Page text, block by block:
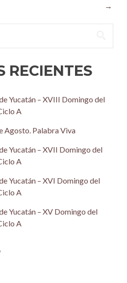
→
RECIENTES
Yucatán – XVIII Domingo del
A
Agosto. Palabra Viva
Yucatán – XVII Domingo del
A
Yucatán – XVI Domingo del
A
Yucatán – XV Domingo del
A